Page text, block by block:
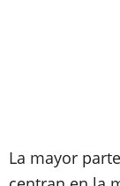
La mayor